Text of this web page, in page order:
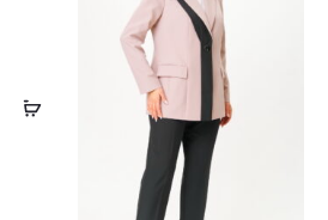
Выбрать